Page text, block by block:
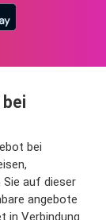
bei
auf dieser
angebote
in Verbindung